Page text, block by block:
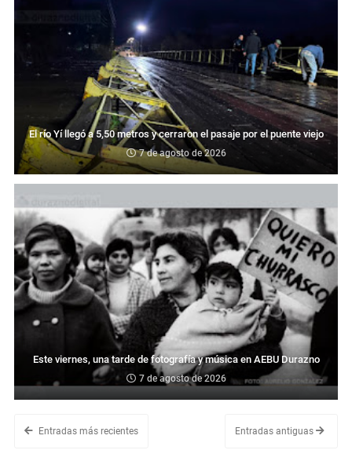
El río Yí llegó a 5,50 metros y cerraron el pasaje por el puente viejo
7 de agosto de 2026
Este viernes, una tarde de fotografía y música en AEBU Durazno
7 de agosto de 2026
Entradas más recientes Entradas antiguas